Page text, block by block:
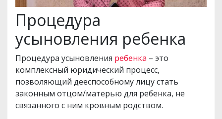
Процедура
усыновления ребенка
Процедура усыновления ребенка – это
комплексный юридический процесс,
позволяющий дееспособному лицу стать
законным отцом/матерью для ребенка, не
связанного с ним кровным родством.